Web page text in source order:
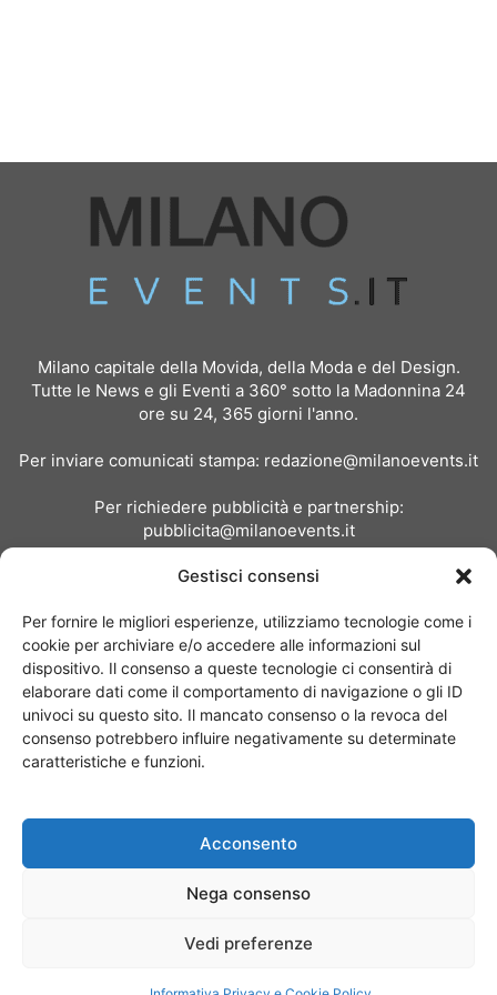
Gestisci consensi
Per fornire le migliori esperienze, utilizziamo tecnologie come i
cookie per archiviare e/o accedere alle informazioni sul
dispositivo. Il consenso a queste tecnologie ci consentirà di
elaborare dati come il comportamento di navigazione o gli ID
univoci su questo sito. Il mancato consenso o la revoca del
consenso potrebbero influire negativamente su determinate
caratteristiche e funzioni.
Acconsento
Nega consenso
Vedi preferenze
Milano capitale della Movida, della Moda e del Design.
Tutte le News e gli Eventi a 360° sotto la Madonnina 24
ore su 24, 365 giorni l'anno.
Per inviare comunicati stampa: redazione@milanoevents.it
Per richiedere pubblicità e partnership:
pubblicita@milanoevents.it
Chi siamo I Nostri Clienti
© Copyright 2017 - MilanoEvents.it© managed by